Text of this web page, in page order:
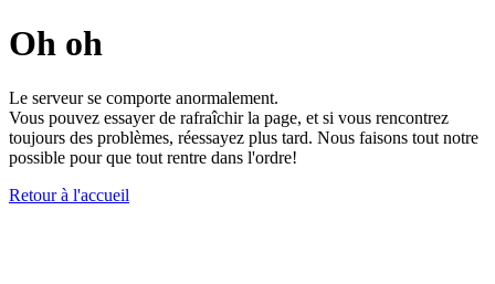
Oh oh
Le serveur se comporte anormalement.
Vous pouvez essayer de rafraîchir la page, et si vous rencontrez
toujours des problèmes, réessayez plus tard. Nous faisons tout notre
possible pour que tout rentre dans l'ordre!
Retour à l'accueil